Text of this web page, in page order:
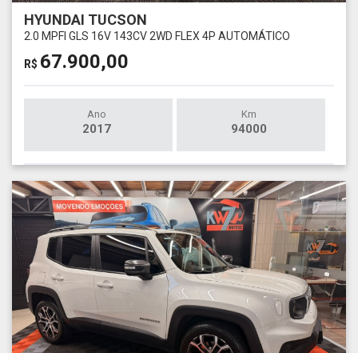
HYUNDAI TUCSON
2.0 MPFI GLS 16V 143CV 2WD FLEX 4P AUTOMÁTICO
R$ 67.900,00
Ano
2017
Km
94000